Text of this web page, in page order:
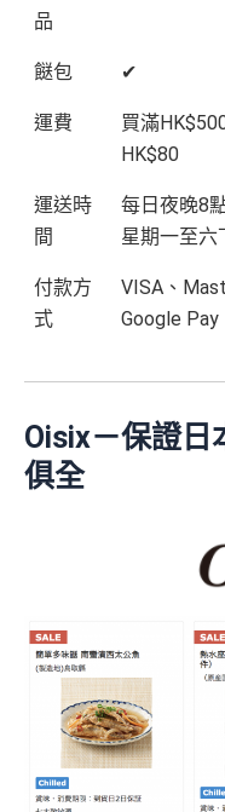
海外外幣簽賬可享高
簽賬可享高達1%
限$500 +FUN
✅優點
入息要求親民，學
外幣簽賬享高達4%
日常簽賬回贈0.4%
^「恒生MMPOWER
s」受有關條款及細則
om/content/dam/hase/
tnc_cn.pdf
優惠受條
品
餸包 ✔
運費
買滿
HK$80
運送時
間
每日夜晚8
星期一至六
付款方
式
VISA、
Google Pay
Oisix－保證日
俱全